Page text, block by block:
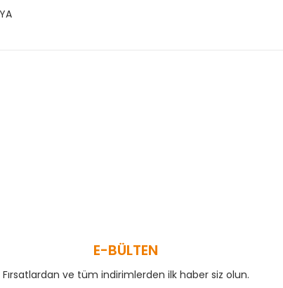
E-BÜLTEN
Fırsatlardan ve tüm indirimlerden ilk haber siz olun.